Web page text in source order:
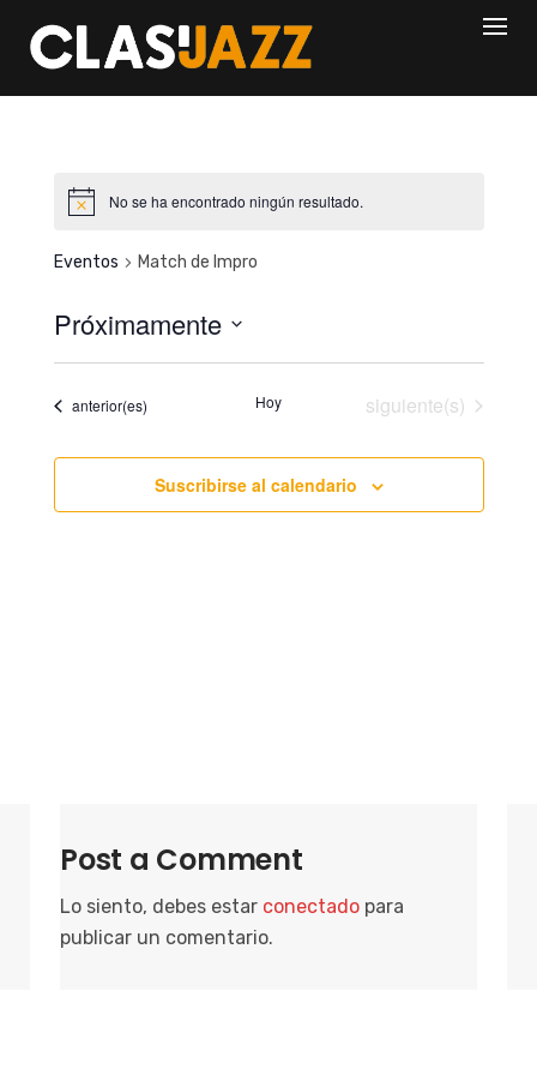
content
No se ha encontrado ningún resultado.
Eventos Match de Impro
Próximamente
S
c
Eventos
anterior(es) Hoy Eventos
siguiente(s)
Suscribirse al calendario
Post a Comment
Lo siento, debes estar conectado para
publicar un comentario.